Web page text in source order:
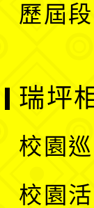
歷屆
瑞坪
校園
校園